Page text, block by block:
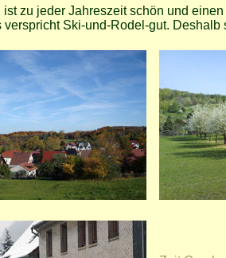
ist zu jeder Jahreszeit schön und
verspricht Ski-und-Rodel-gut.